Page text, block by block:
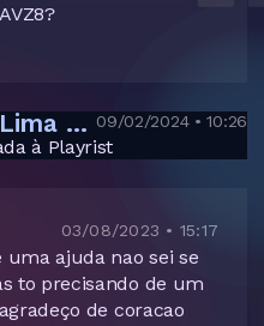
Nathan Augusto Lima dos Santos 09/02/2024 • 10:26
à Playrist
03/08/2023 • 15:17
ajuda nao sei se
to precisando de um
de coracao